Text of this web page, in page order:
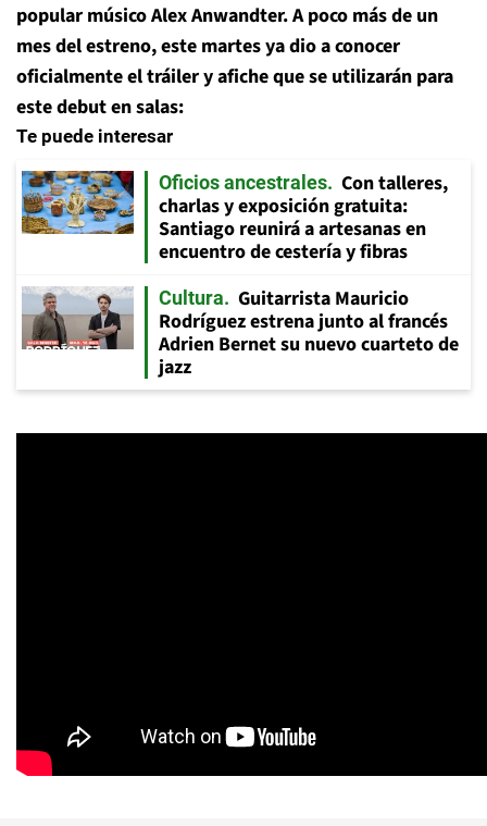
popular músico Alex Anwandter. A poco más de un
mes del estreno, este martes ya dio a conocer
oficialmente el tráiler y afiche que se utilizarán para
este debut en salas:
Te puede interesar
Oficios ancestrales
Con talleres,
charlas y exposición gratuita:
Santiago reunirá a artesanas en
encuentro de cestería y fibras
Cultura
Guitarrista Mauricio
Rodríguez estrena junto al francés
Adrien Bernet su nuevo cuarteto de
jazz